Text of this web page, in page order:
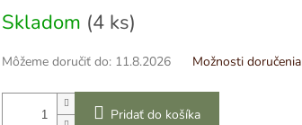
Skladom (4 ks)
Môžeme doručiť do: 11.8.2026 Možnosti doručenia
Pridať do košíka